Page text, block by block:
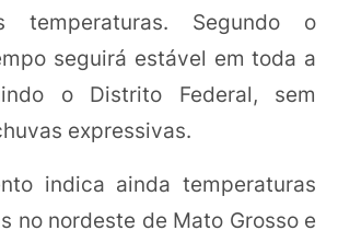
temperaturas. Segundo o
seguirá estável em toda a
o Distrito Federal, sem
expressivas.
indica ainda temperaturas
no nordeste de Mato Grosso e